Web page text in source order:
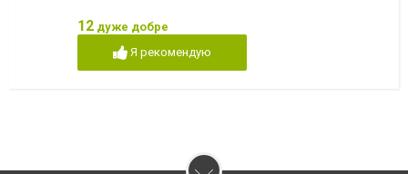
12 дуже добре
Я рекомендую